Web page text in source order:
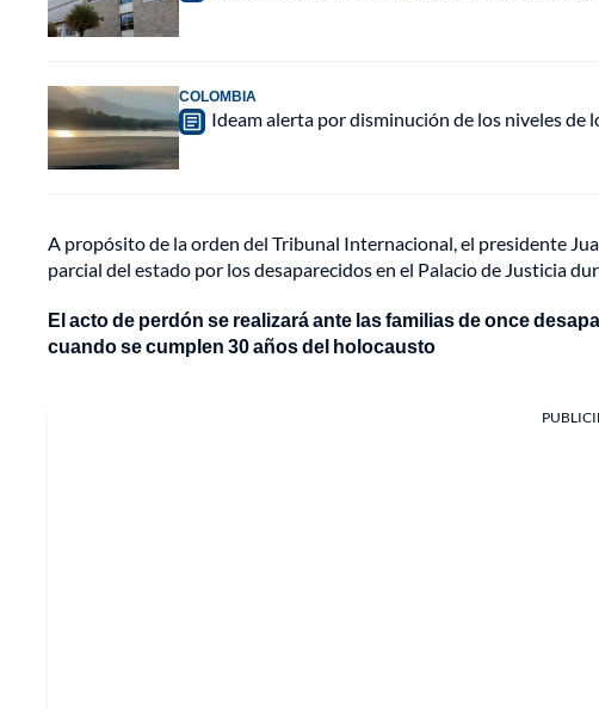
COLOMBIA
Ideam alerta por disminución de los niveles de
A propósito de la orden del Tribunal Internacional, el presidente
parcial del estado por los desaparecidos en el Palacio de Justicia
El acto de perdón se realizará ante las familias de once
cuando se cumplen 30 años del holocausto